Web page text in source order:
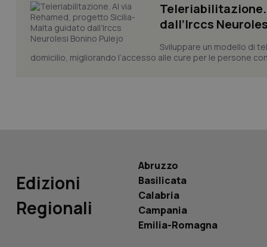
dall’Irccs
Sviluppare un modello di
domicilio, migliorando l’accesso alle cure per le persone
Edizioni
Regionali
Abruzzo
Basilicata
Calabria
Campania
Emilia-Romagna
PHPSESSID